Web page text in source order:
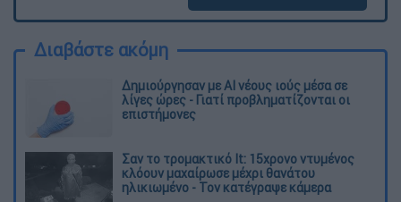
Διαβάστε ακόμη
Δημιούργησαν με AI νέους ιούς μέσα σε
λίγες ώρες - Γιατί προβληματίζονται οι
επιστήμονες
Σαν το τρομακτικό It: 15χρονο ντυμένος
κλόουν μαχαίρωσε μέχρι θανάτου
ηλικιωμένο - Τον κατέγραψε κάμερα